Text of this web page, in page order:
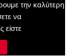
την καλύτερη
να
είστε